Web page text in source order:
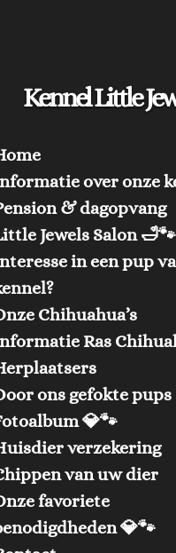
Kennel Little
over onze
& dagopvang
Jewels Salon 🛁🐾
in een pup
Chihuahua’s
Ras
ons gefokte pups
💎🐾
verzekering
van uw dier
favoriete
💎🐾